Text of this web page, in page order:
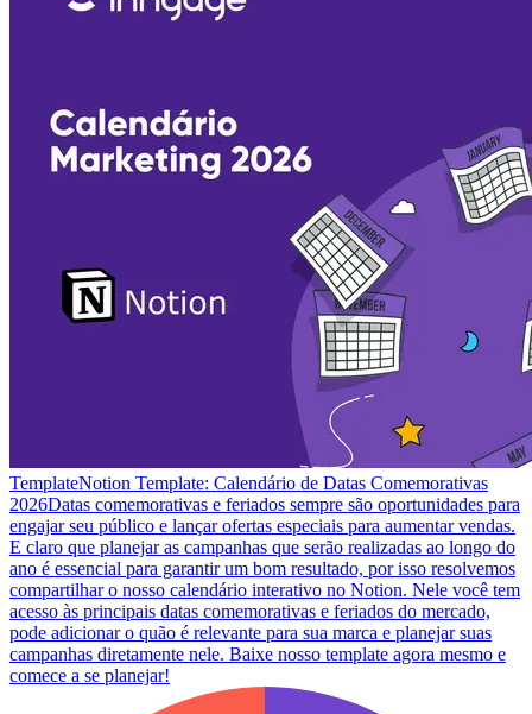
TemplateNotion Template: Calendário de Datas Comemorativas
2026Datas comemorativas e feriados sempre são oportunidades para
engajar seu público e lançar ofertas especiais para aumentar vendas.
E claro que planejar as campanhas que serão realizadas ao longo do
ano é essencial para garantir um bom resultado, por isso resolvemos
compartilhar o nosso calendário interativo no Notion. Nele você tem
acesso às principais datas comemorativas e feriados do mercado,
pode adicionar o quão é relevante para sua marca e planejar suas
campanhas diretamente nele. Baixe nosso template agora mesmo e
comece a se planejar!